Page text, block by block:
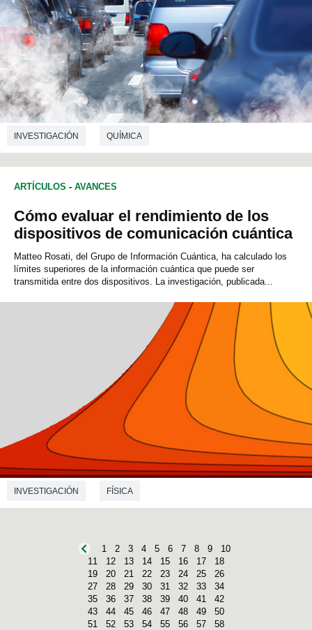
INVESTIGACIÓN QUÍMICA
ARTÍCULOS - AVANCES
Cómo evaluar el rendimiento de los
dispositivos de comunicación cuántica
Matteo Rosati, del Grupo de Información Cuántica, ha calculado los
límites superiores de la información cuántica que puede ser
transmitida entre dos dispositivos. La investigación, publicada...
INVESTIGACIÓN FÍSICA
1 2 3 4 5 6 7 8 9
10
11
12 13 14 15 16 17
18
19
20 21 22 23 24 25
26
27
28 29 30 31 32 33
34
35
36 37 38 39 40 41
42
43
44 45 46 47 48 49
50
51
52 53 54 55 56 57
58